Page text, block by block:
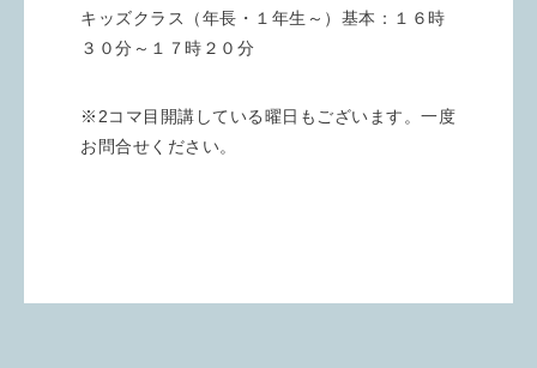
キッズクラス（年長・１年生～）基本：１６時
３０分～１７時２０分
※2コマ目開講している曜日もございます。一度
お問合せください。